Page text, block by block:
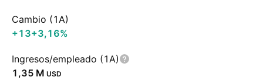
Cambio (1A)
+13+3,16%
Ingresos/empleado (1A)
‪1,35 M‬ USD